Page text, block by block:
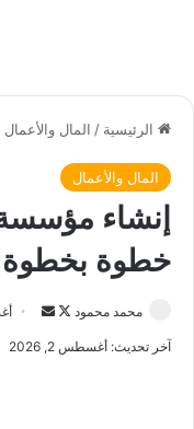
الرئيسية / المال والأعمال
المال والأعمال
إنشاء
خطوة بخطوة
محمد محمود
ت
ا
ر
آخر تحديث: أغسطس 2, 2026